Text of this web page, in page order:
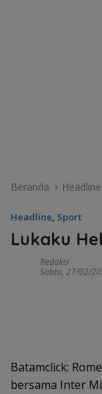
Beranda Headline
Headline, Sport
Lukaku
Redaksi
Sabtu, 27/02/
Batamclick:
bersama Inter